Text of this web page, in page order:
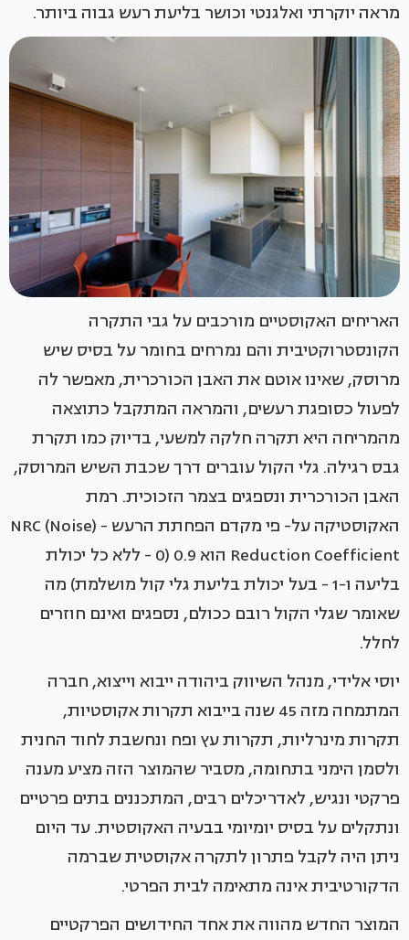
מראה יוקרתי ואלגנטי וכושר בליעת רעש גבוה ביותר.
האריחים האקוסטיים מורכבים על גבי התקרה
הקונסטרוקטיבית והם נמרחים בחומר על בסיס שיש
מרוסק, שאינו אוטם את האבן הכורכרית, מאפשר לה
לפעול כסופגת רעשים, והמראה המתקבל כתוצאה
מהמריחה היא תקרה חלקה למשעי, בדיוק כמו תקרת
גבס רגילה. גלי הקול עוברים דרך שכבת השיש המרוסק,
האבן הכורכרית ונספגים בצמר הזכוכית. רמת
האקוסטיקה על- פי מקדם הפחתת הרעש - (NRC (Noise
Reduction Coefficient הוא 0.9 (0 - ללא כל יכולת
בליעה ו-1 - בעל יכולת בליעת גלי קול מושלמת) מה
שאומר שגלי הקול רובם ככולם, נספגים ואינם חוזרים
לחלל.
יוסי אלידי, מנהל השיווק ביהודה ייבוא וייצוא, חברה
המתמחה מזה 45 שנה בייבוא תקרות אקוסטיות,
תקרות מינרליות, תקרות עץ ופח ונחשבת לחוד החנית
ולסמן הימני בתחומה, מסביר שהמוצר הזה מציע מענה
פרקטי ונגיש, לאדריכלים רבים, המתכננים בתים פרטיים
ונתקלים על בסיס יומיומי בבעיה האקוסטית. עד היום
ניתן היה לקבל פתרון לתקרה אקוסטית שברמה
הדקורטיבית אינה מתאימה לבית הפרטי.
המוצר החדש מהווה את אחד החידושים הפרקטיים